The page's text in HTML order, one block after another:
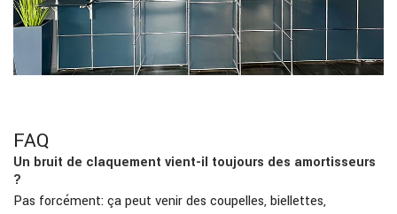
FAQ
Un bruit de claquement vient-il toujours des amortisseurs
?
Pas forcément: ça peut venir des coupelles, biellettes,